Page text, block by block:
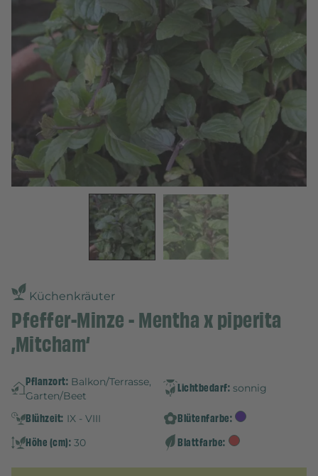
Küchenkräuter
Pfeffer-Minze - Mentha x piperita
‚Mitcham‘
Pflanzort: Balkon/Terrasse,
Garten/Beet
Lichtbedarf: sonnig
Blühzeit: IX - VIII
Blütenfarbe:
Höhe (cm): 30 Blattfarbe: